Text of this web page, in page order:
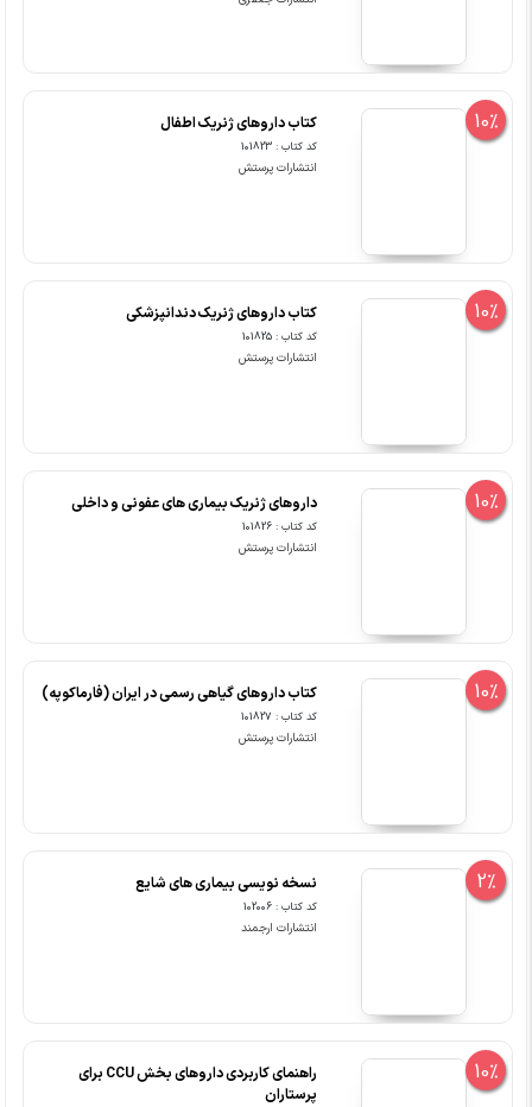
10% کتاب داروهای ژنریک اطفال
کد کتاب : 101823
انتشارات پرستش
10% کتاب داروهای ژنریک دندانپزشکی
کد کتاب : 101825
انتشارات پرستش
10% داروهای ژنریک بیماری های عفونی و داخلی
کد کتاب : 101826
انتشارات پرستش
10% کتاب داروهای گیاهی رسمی در ایران (فارماکوپه)
کد کتاب : 101827
انتشارات پرستش
2% نسخه نویسی بیماری های شایع
کد کتاب : 102006
انتشارات ارجمند
10%
راهنمای کاربردی داروهای بخش CCU برای
پرستاران